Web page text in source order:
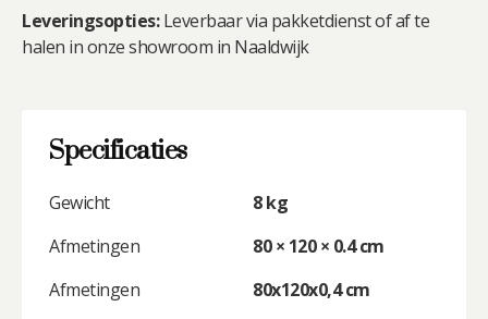
Leveringsopties:Leverbaar via pakketdienst of af te
halen in onze showroom in Naaldwijk
Specificaties
Gewicht
8 kg
Afmetingen
80 × 120 × 0.4 cm
Afmetingen
80x120x0,4 cm